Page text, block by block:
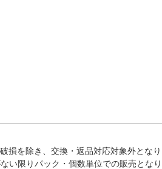
を除き、交換・返品対応対象外となり
限りパック・個数単位での販売とな